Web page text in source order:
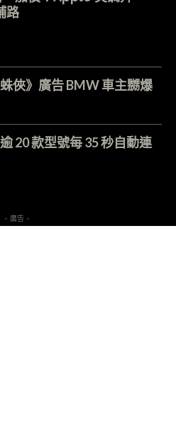
路
俠》廣告 BMW 車主嬲爆
20 款型號每 35 秒自動連
- 廣告 -